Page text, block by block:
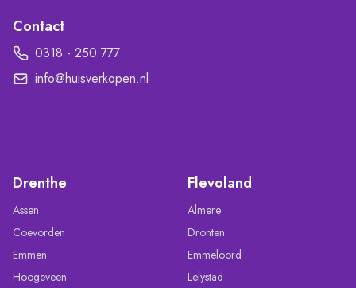
Contact
0318 - 250 777
info@huisverkopen.nl
Drenthe
Assen
Coevorden
Emmen
Hoogeveen
Flevoland
Almere
Dronten
Emmeloord
Lelystad